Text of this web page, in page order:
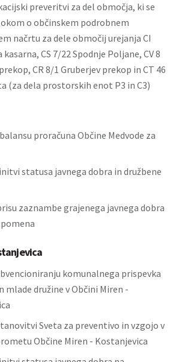
preveritvi za del območja, ki se
o občinskem podrobnem
načrtu za dele območij urejanja CI
kasarna, CS 7/22 Spodnje Poljane, CV 8
CR 8/1 Gruberjev prekop in CT 46
(za dela prostorskih enot P3 in C3)
proračuna Občine Medvode za
statusa javnega dobra in družbene
zaznambe grajenega javnega dobra
komunalnega prispevka
mlade družine v Občini Miren -
Sveta za preventivo in vzgojo v
Občine Miren - Kostanjevica